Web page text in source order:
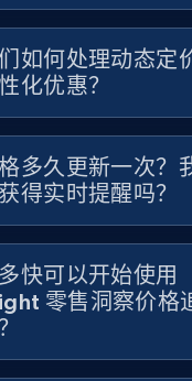
products global
name, Brand,
global
如何处理动态定
化优惠？
多久更新一次？
得实时提醒吗？
快可以开始使用
零售洞察价格